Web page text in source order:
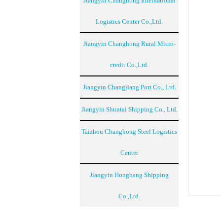
Logistics Center Co.,Ltd.
Jiangyin Changhong Rural Micro-
credit Co.,Ltd.
Jiangyin Changjiang Port Co., Ltd.
Jiangyin Shuntai Shipping Co., Ltd.
Taizhou Changhong Steel Logistics
Center
Jiangyin Hongbang Shipping
Co.,Ltd.